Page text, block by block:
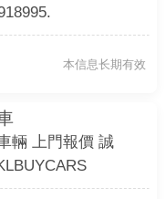
本信息长期有效
輛 上門報價 誠